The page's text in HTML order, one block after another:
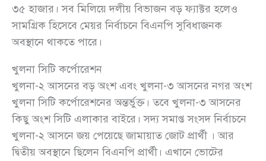
৩৫ হাজার। সব মিলিয়ে দলীয় বিভাজন বড় ফ্যাক্টর হলেও
সামগ্রিক হিসেবে মেয়র নির্বাচনে বিএনপি সুবিধাজনক
অবস্থানে থাকতে পারে।
খুলনা সিটি কর্পোরেশন
খুলনা-২ আসনের বড় অংশ এবং খুলনা-৩ আসনের নগর অংশ
খুলনা সিটি কর্পোরেশনের অন্তর্ভুক্ত। তবে খুলনা-৩ আসনের
কিছু অংশ সিটি এলাকার বাইরে। সদ্য সমাপ্ত সংসদ নির্বাচনে
খুলনা-২ আসনে জয় পেয়েছে জামায়াত জোট প্রার্থী । আর
দ্বিতীয় অবস্থানে ছিলেন বিএনপি প্রার্থী। এখানে ভোটের